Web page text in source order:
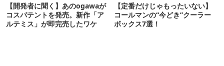
【開発者に聞く】あのogawaが
コスパテントを発売。新作「ア
ルテミス」が即完売したワケ
【定番だけじゃもったいない】
コールマンの“今どき”クーラー
ボックス7選！